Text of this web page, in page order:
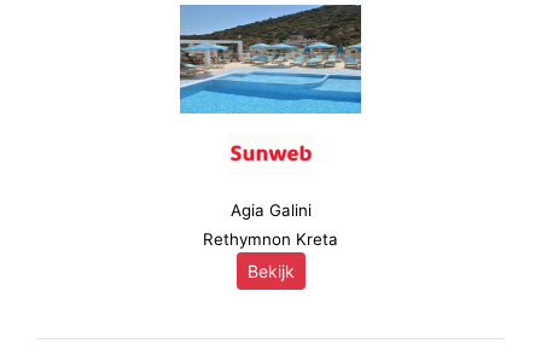
Agia Galini
Rethymnon Kreta
Bekijk